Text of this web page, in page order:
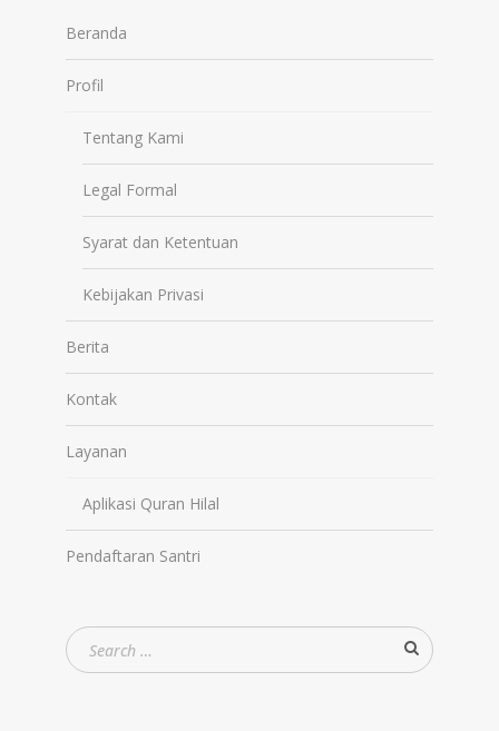
Beranda
Profil
Tentang Kami
Legal Formal
Syarat dan Ketentuan
Kebijakan Privasi
Berita
Kontak
Layanan
Aplikasi Quran Hilal
Pendaftaran Santri